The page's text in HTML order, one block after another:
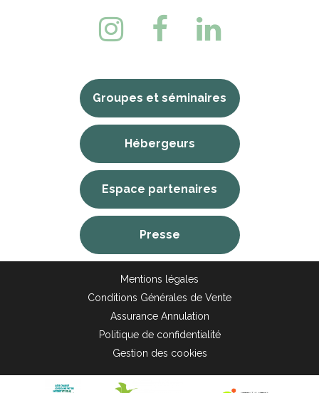
Groupes et séminaires
Hébergeurs
Espace partenaires
Presse
Mentions légales
Conditions Générales de Vente
Assurance Annulation
Politique de confidentialité
Gestion des cookies